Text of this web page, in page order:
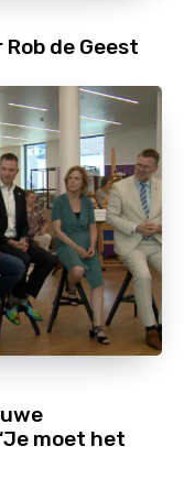
de Geest
moet het